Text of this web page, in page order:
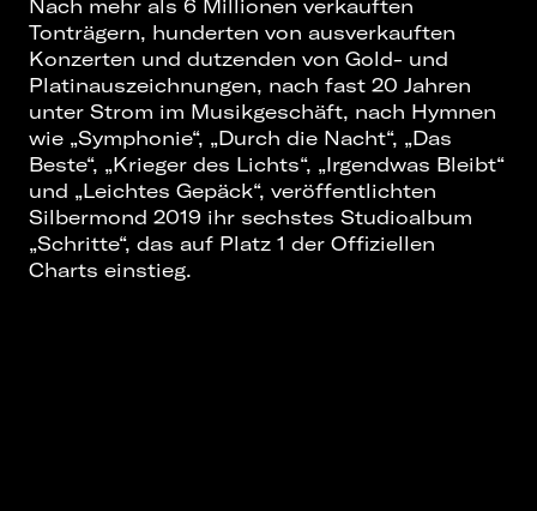
Nach mehr als 6 Millionen verkauften
Tonträgern, hunderten von ausverkauften
Konzerten und dutzenden von Gold- und
Platinauszeichnungen, nach fast 20 Jahren
unter Strom im Musikgeschäft, nach Hymnen
wie „Symphonie“, „Durch die Nacht“, „Das
Beste“, „Krieger des Lichts“, „Irgendwas Bleibt“
und „Leichtes Gepäck“, veröffentlichten
Silbermond 2019 ihr sechstes Studioalbum
„Schritte“, das auf Platz 1 der Offiziellen
Charts einstieg.